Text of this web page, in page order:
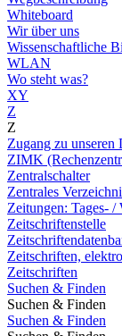
Whiteboard
Wir über uns
Wissenschaftliche
WLAN
Wo steht was?
XY
Z
Z
Zugang zu unseren
ZIMK
Zentralschalter
Zentrales
Zeitungen: Tages- /
Zeitschriftenstelle
Zeitschriften,
Zeitschriften
Suchen & Finden
Suchen & Finden
Suchen & Finden